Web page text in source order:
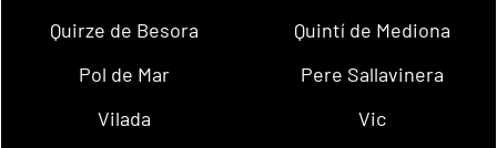
Quirze de Besora
Quintí de Mediona
Pol de Mar
Pere Sallavinera
Vilada
Vic